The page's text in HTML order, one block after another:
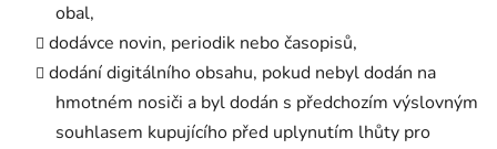
obal,
dodávce novin, periodik nebo časopisů,
dodání digitálního obsahu, pokud nebyl dodán na
hmotném nosiči a byl dodán s předchozím výslovným
souhlasem kupujícího před uplynutím lhůty pro